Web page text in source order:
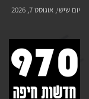
יום שישי, אוגוסט 7, 2026